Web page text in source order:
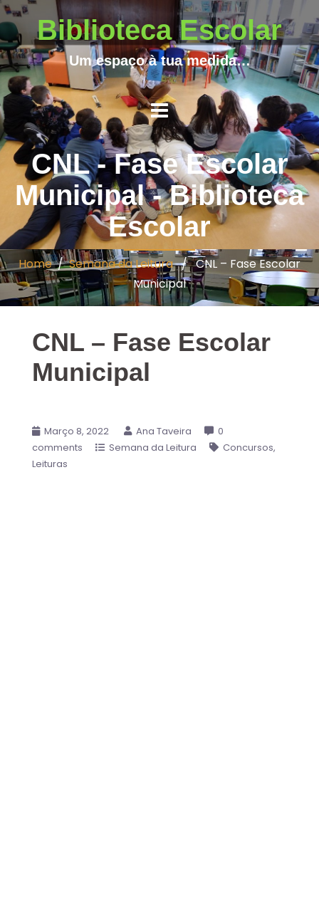
Biblioteca Escolar
Um espaço à tua medida…
CNL - Fase Escolar
Municipal - Biblioteca
Escolar
Home/Semana da Leitura/ CNL – Fase Escolar
Municipal
CNL – Fase Escolar
Municipal
Março 8, 2022 Ana Taveira
0
comments
Semana da Leitura
Concursos
Leituras